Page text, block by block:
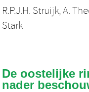
R.P.J.H. Struijk,A.
Stark
De oostelijke
nader